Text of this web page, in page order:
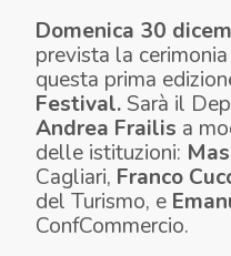
Domenica 30
prevista la
questa prima
Festival. Sarà il
Andrea Frailis a
delle istituzioni:
Cagliari, Franco
del Turismo, e
ConfCommercio.